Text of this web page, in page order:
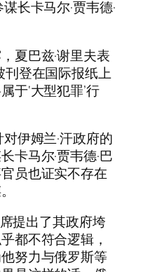
长卡马尔·贾韦德·
夏巴兹·谢里夫表
刊登在国际报纸上
于‘大型犯罪’行
伊姆兰·汗政府的
卡马尔·贾韦德·巴
员也证实不存在
提出了其政府垮
都不符合逻辑，
努力与俄罗斯等